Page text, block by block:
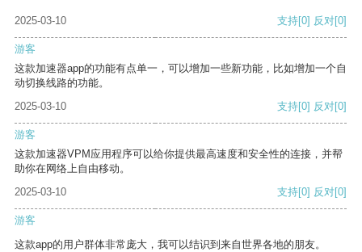
2025-03-10 支持[0] 反对[0]
游客
这款加速器app的功能有点单一，可以增加一些新功能，比如增加一个自
动切换线路的功能。
2025-03-10
支持[0] 反对[0]
游客
这款加速器VPM应用程序可以给你提供最高速度和安全性的连接，并帮
助你在网络上自由移动。
2025-03-10
支持[0] 反对[0]
游客
这款app的用户群体非常庞大，我可以结识到来自世界各地的朋友。